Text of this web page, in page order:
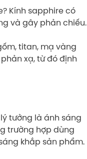
Kính sapphire có
và gây phản chiếu.
titan, mạ vàng
xạ, từ đó định
tưởng là ánh sáng
trường hợp dùng
khắp sản phẩm.